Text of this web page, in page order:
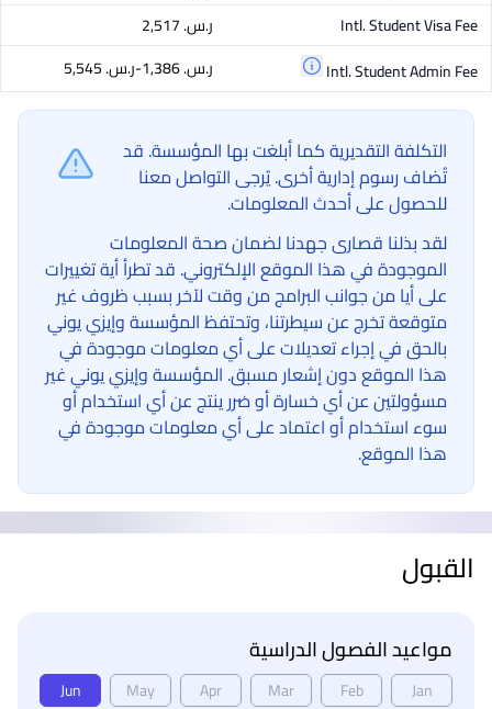
Intl. Student Visa Fee
ر.س.‏ 2,517
Intl. Student Admin Fee
ر.س.‏ 1,386-ر.س.‏ 5,545
التكلفة التقديرية كما أبلغت بها المؤسسة. قد
تُضاف رسوم إدارية أخرى. يُرجى التواصل معنا
للحصول على أحدث المعلومات.
لقد بذلنا قصارى جهدنا لضمان صحة المعلومات
الموجودة في هذا الموقع الإلكتروني. قد تطرأ أية تغييرات
على أيا من جوانب البرامج من وقت لآخر بسبب ظروف غير
متوقعة تخرج عن سيطرتنا، وتحتفظ المؤسسة وإيزي يوني
بالحق في إجراء تعديلات على أي معلومات موجودة في
هذا الموقع دون إشعار مسبق. المؤسسة وإيزي يوني غير
مسؤولتين عن أي خسارة أو ضرر ينتج عن أي استخدام أو
سوء استخدام أو اعتماد على أي معلومات موجودة في
هذا الموقع.
القبول
مواعيد الفصول الدراسية
Jan
Feb
Mar
Apr
May
Jun